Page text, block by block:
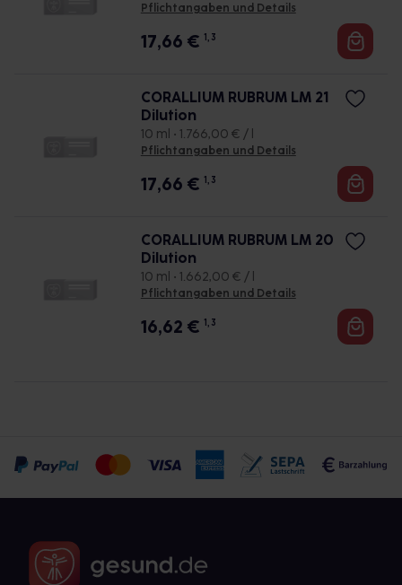
Pflichtangaben und Details
17,66 € 1, 3
CORALLIUM RUBRUM LM 21
Dilution
10 ml • 1.766,00 € / l
Pflichtangaben und Details
17,66 € 1, 3
CORALLIUM RUBRUM LM 20
Dilution
10 ml • 1.662,00 € / l
Pflichtangaben und Details
16,62 € 1, 3